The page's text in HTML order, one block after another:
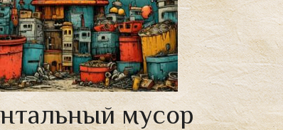
мусор